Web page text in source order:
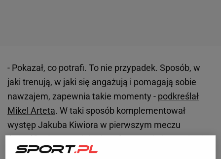
- Pokazał, co potrafi. To nie przypadek. Sposób, w
jaki trenują, w jaki się angażują i pomagają sobie
nawzajem, zapewnia takie momenty - podkreślał
Mikel Arteta. W taki sposób komplementował
występ Jakuba Kiwiora w pierwszym meczu
ćwierćfinałowymLigi MistrzówprzeciwkoRealowi
Madryt(3:0). Polak wyszedł w pierwszym składzie w